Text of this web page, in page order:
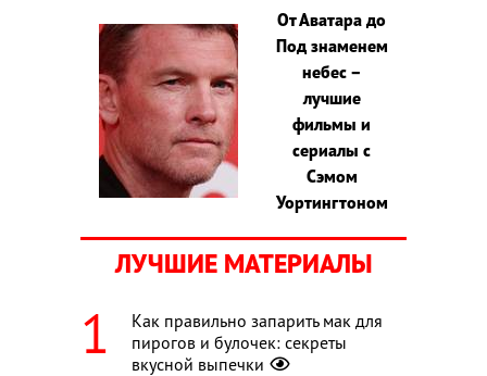
От Аватара до
Под знаменем
небес –
лучшие
фильмы и
сериалы с
Сэмом
Уортингтоном
ЛУЧШИЕ МАТЕРИАЛЫ
Как правильно запарить мак для
пирогов и булочек: секреты
вкусной выпечки